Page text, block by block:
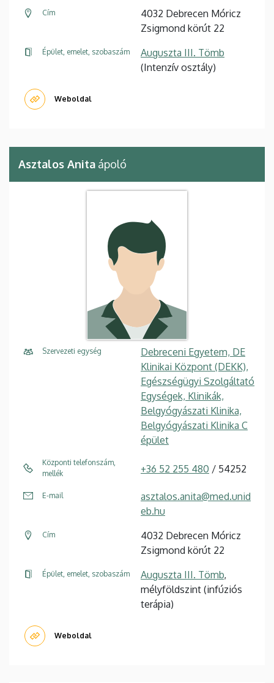
Cím
4032 Debrecen Móricz
Zsigmond körút 22
Épület, emelet, szobaszám
Auguszta III. Tömb
(Intenzív osztály)
Weboldal
Asztalos Anita ápoló
Szervezeti egység
Debreceni Egyetem, DE
Klinikai Központ (DEKK),
Egészségügyi Szolgáltató
Egységek, Klinikák,
Belgyógyászati Klinika,
Belgyógyászati Klinika C
épület
Központi telefonszám,
mellék
+36 52 255 480 / 54252
E-mail
asztalos.anita@med.unid
eb.hu
Cím
4032 Debrecen Móricz
Zsigmond körút 22
Épület, emelet, szobaszám Auguszta III. Tömb,
mélyföldszint (infúziós
terápia)
Weboldal